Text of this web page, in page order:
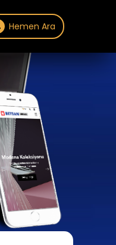
Hemen Ara